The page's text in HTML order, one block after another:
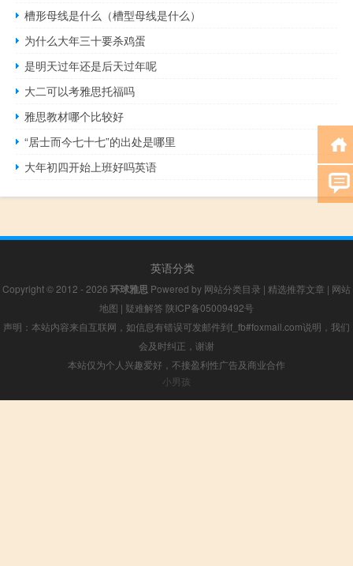
槽形母线是什么（槽型母线是什么）
为什么大年三十要杀鸡蛋
是明天过年还是后天过年呢
大二可以考雅思托福吗
雅思教材哪个比较好
“居士而今七十七”的出处是哪里
大年初四开始上班好吗英语
英语分类
Copyright © 2012 - 2026 环球雅思 Powered by 网站分类目录 | 精选推荐文章 | 网站
地图 | 疑难解答 陕ICP备05009492号
声明：本站内容来自互联网，如信息有错误可发邮件到f_fb#foxmail.com说明，我们
会及时纠正，谢谢
本站仅为个人兴趣爱好，不接盈利性广告及商业合作
小男孩